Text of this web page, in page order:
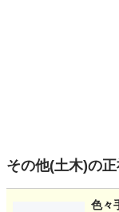
その他(土木)の
色々